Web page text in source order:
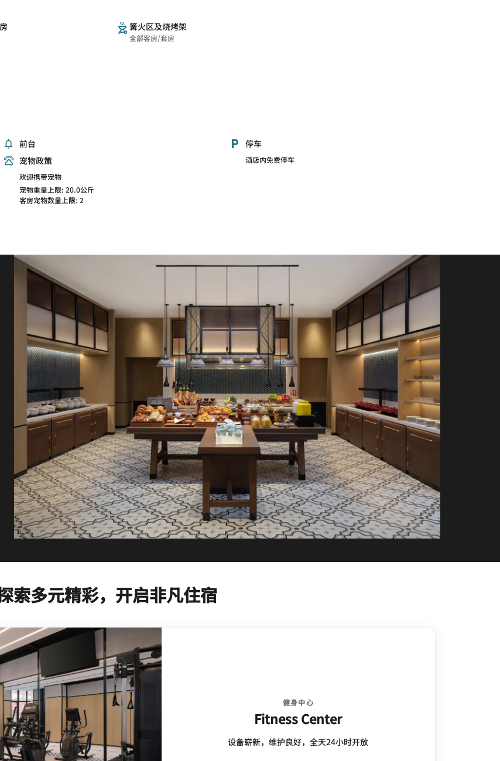
篝火区及烧烤架
全部客房/套房
前台
宠物政策
欢迎携带宠物
宠物重量上限: 20.0公斤
客房宠物数量上限: 2
停车
酒店内免费停车
索多元精彩，开启非凡住宿
健身中心
Fitness Center
设备崭新，维护良好，全天24小时开放